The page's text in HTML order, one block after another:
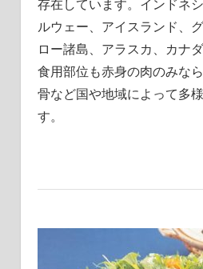
存在しています。インドネ
ルウェー、アイスランド、
ロー諸島、アラスカ、カナ
食用部位も赤身の肉のみな
骨など国や地域によって多
す。